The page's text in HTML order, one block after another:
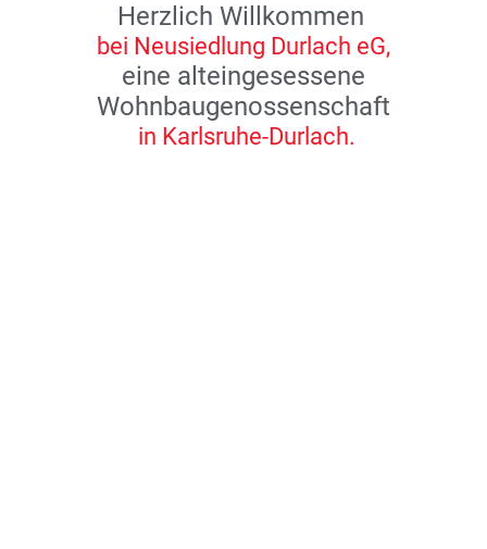
Herzlich Willkommen
bei Neusiedlung Durlach eG,
eine alteingesessene
Wohnbaugenossenschaft
in Karlsruhe-Durlach.